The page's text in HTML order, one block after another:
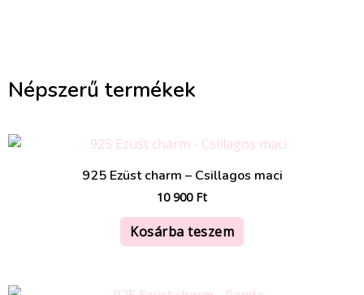
Népszerű termékek
925 Ezüst charm – Csillagos maci
10 900 Ft
Kosárba teszem